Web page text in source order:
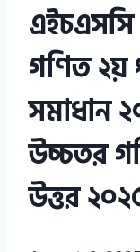
গণিত ২য়
সমাধান
উচ্চতর
উত্তর